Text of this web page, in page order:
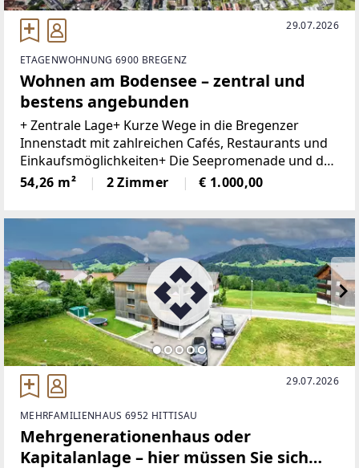
29.07.2026
ETAGENWOHNUNG 6900 BREGENZ
Wohnen am Bodensee – zentral und
bestens angebunden
+ Zentrale Lage+ Kurze Wege in die Bregenzer
Innenstadt mit zahlreichen Cafés, Restaurants und
Einkaufsmöglichkeiten+ Die Seepromenade und der
Hafen sind bequem zu Fuß erreichbar+ Vielfältige
Freizeit- und Sportmöglichkeiten rund um den
54,26 m² 2 Zimmer € 1.000,00
29.07.2026
MEHRFAMILIENHAUS 6952 HITTISAU
Mehrgenerationenhaus oder
Kapitalanlage – hier müssen Sie sich